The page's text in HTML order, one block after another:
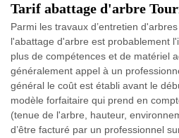
Tarif abattage d'arbre
Parmi les travaux d’entretien
l'abattage d'arbre est probablement
plus de compétences et de matériel
généralement appel à un
général le coût est établi avant le
modèle forfaitaire qui prend en
(tenue de l'arbre, hauteur,
d’être facturé par un professionnel